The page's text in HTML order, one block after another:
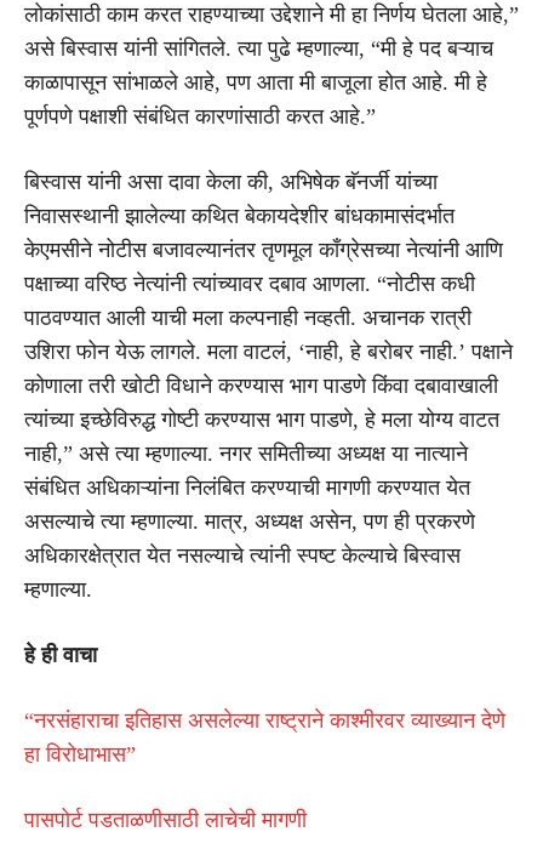
लोकांसाठी काम करत राहण्याच्या उद्देशाने मी हा निर्णय घेतला आहे,”
असे बिस्वास यांनी सांगितले. त्या पुढे म्हणाल्या, “मी हे पद बऱ्याच
काळापासून सांभाळले आहे, पण आता मी बाजूला होत आहे. मी हे
पूर्णपणे पक्षाशी संबंधित कारणांसाठी करत आहे.”
बिस्वास यांनी असा दावा केला की, अभिषेक बॅनर्जी यांच्या
निवासस्थानी झालेल्या कथित बेकायदेशीर बांधकामासंदर्भात
केएमसीने नोटीस बजावल्यानंतर तृणमूल काँग्रेसच्या नेत्यांनी आणि
पक्षाच्या वरिष्ठ नेत्यांनी त्यांच्यावर दबाव आणला. “नोटीस कधी
पाठवण्यात आली याची मला कल्पनाही नव्हती. अचानक रात्री
उशिरा फोन येऊ लागले. मला वाटलं, ‘नाही, हे बरोबर नाही.’ पक्षाने
कोणाला तरी खोटी विधाने करण्यास भाग पाडणे किंवा दबावाखाली
त्यांच्या इच्छेविरुद्ध गोष्टी करण्यास भाग पाडणे, हे मला योग्य वाटत
नाही,” असे त्या म्हणाल्या. नगर समितीच्या अध्यक्ष या नात्याने
संबंधित अधिकाऱ्यांना निलंबित करण्याची मागणी करण्यात येत
असल्याचे त्या म्हणाल्या. मात्र, अध्यक्ष असेन, पण ही प्रकरणे
अधिकारक्षेत्रात येत नसल्याचे त्यांनी स्पष्ट केल्याचे बिस्वास
म्हणाल्या.
हे ही वाचा
“नरसंहाराचा इतिहास असलेल्या राष्ट्राने काश्मीरवर व्याख्यान देणे
हा विरोधाभास”
पासपोर्ट पडताळणीसाठी लाचेची मागणी